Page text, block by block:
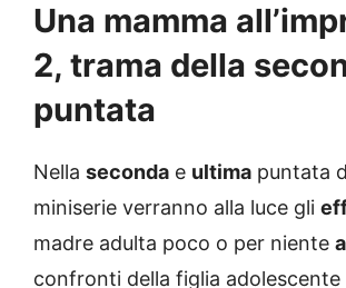
Una mamma
2, trama della
puntata
Nella seconda e ultima puntata
miniserie verranno alla luce gli
madre adulta poco o per niente
confronti della figlia adolescente